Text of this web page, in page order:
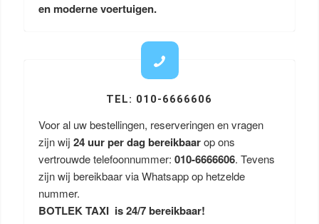
en moderne voertuigen.
TEL: 010-6666606
Voor al uw bestellingen, reserveringen en vragen
zijn wij 24 uur per dag bereikbaarop ons
vertrouwde telefoonnummer: 010-6666606. Tevens
zijn wij bereikbaar via Whatsapp op hetzelde
nummer.
BOTLEK TAXI is 24/7 bereikbaar!